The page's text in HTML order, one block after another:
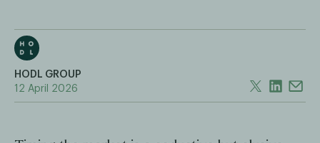
HODL GROUP
12 April 2026